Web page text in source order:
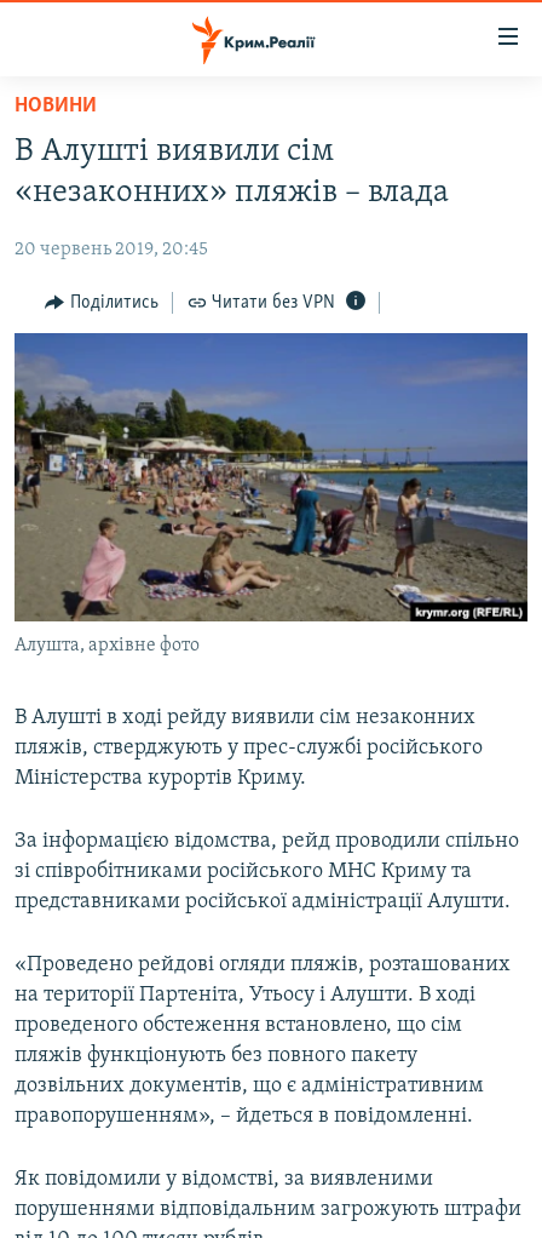
Перейти
основного
матеріалу
до
навігації
Перейти
пошуку
ВОДА.КРИМ
ПОЛІТИКА
БЛОГИ
ІНТЕРВ'Ю
ВСЕ ЗА ДЕНЬ
СПЕЦПРОЕКТИ
ДЕПОРТАЦІЯ
ВІДЕОУРОКИ «ELIFBE»
СВІДЧЕННЯ ОКУПАЦІЇ
УКРАЇНСЬКА ПРОБЛЕМА КРИМУ
ЯК ОБІЙТИ БЛОКУВАННЯ
Русский
Qırımtatar
НОВИНИ
В Алушті виявили сім
«незаконних» пляжів – влада
20 червень 2019, 20:45
Поділитись Читати без VPN
Алушта, архівне фото
В Алушті в ході рейду виявили сім незаконних
пляжів, стверджують у прес-службі російського
Міністерства курортів Криму.
За інформацією відомства, рейд проводили спільно
зі співробітниками російського МНС Криму та
представниками російської адміністрації Алушти.
«Проведено рейдові огляди пляжів, розташованих
на території Партеніта, Утьосу і Алушти. В ході
проведеного обстеження встановлено, що сім
пляжів функціонують без повного пакету
дозвільних документів, що є адміністративним
правопорушенням», – йдеться в повідомленні.
Як повідомили у відомстві, за виявленими
порушеннями відповідальним загрожують штрафи